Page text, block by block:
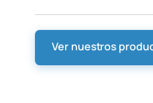
Ver nuestros